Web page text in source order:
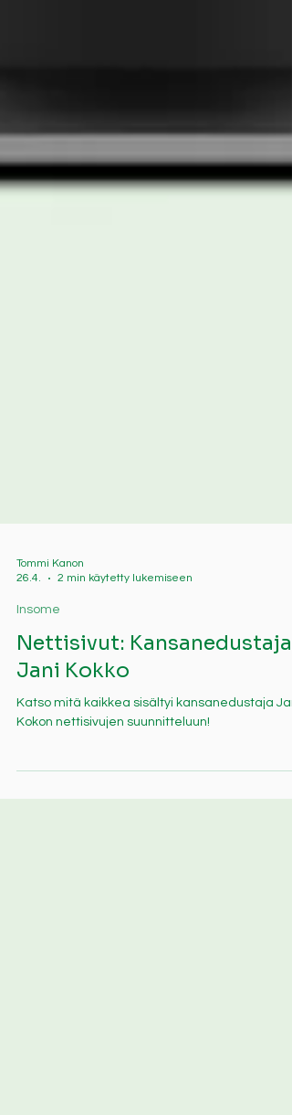
26.4.
Insome
Nettisivut: Kansanedustaja
Jani Kokko
Katso mitä kaikkea sisältyi kansanedustaja